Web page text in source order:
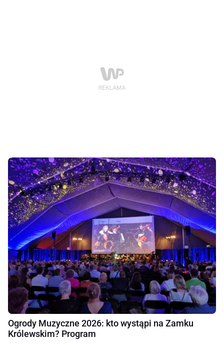
Ogrody Muzyczne 2026: kto wystąpi na Zamku
Królewskim? Program